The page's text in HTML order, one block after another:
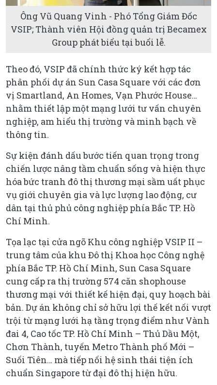
Ông Vũ Quang Vinh - Phó Tổng Giám Đốc
VSIP; Thành viên Hội đồng quản trị Becamex
Group phát biểu tại buổi lễ.
Theo đó, VSIP đã chính thức ký kết hợp tác
phân phối dự án Sun Casa Square với các đơn
vị Smartland, An Homes, Vạn Phước House…
nhằm thiết lập một mạng lưới tư vấn chuyên
nghiệp, am hiểu thị trường và minh bạch về
thông tin.
Sự kiện đánh dấu bước tiến quan trọng trong
chiến lược nâng tầm chuẩn sống và hiện thực
hóa bức tranh đô thị thương mại sầm uất phục
vụ giới chuyên gia và lực lượng lao động, cư
dân tại thủ phủ công nghiệp phía Bắc TP. Hồ
Chí Minh.
Tọa lạc tại cửa ngõ Khu công nghiệp VSIP II –
trung tâm của khu Đô thị Khoa học Công nghệ
phía Bắc TP. Hồ Chí Minh, Sun Casa Square
cung cấp ra thị trường 574 căn shophouse
thương mại với thiết kế hiện đại, quy hoạch bài
bản. Dự án không chỉ sở hữu lợi thế kết nối vượt
trội từ mạng lưới hạ tầng trọng điểm như Vành
đai 4, Cao tốc TP. Hồ Chí Minh – Thủ Dầu Một,
Chơn Thành, tuyến Metro Thành phố Mới –
Suối Tiên… mà tiếp nối hệ sinh thái tiện ích
chuẩn Singapore từ đại đô thị hiện hữu.